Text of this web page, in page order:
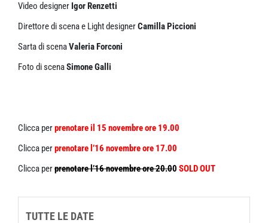
Video designer Igor Renzetti
Direttore di scena e Light designerCamilla Piccioni
Sarta di scenaValeria Forconi
Foto di scenaSimone Galli
Clicca perprenotare il 15 novembre ore 19.00
Clicca perprenotare l’16 novembre ore 17.00
Clicca perprenotare l’16 novembre ore 20.00 SOLD OUT
TUTTE LE DATE